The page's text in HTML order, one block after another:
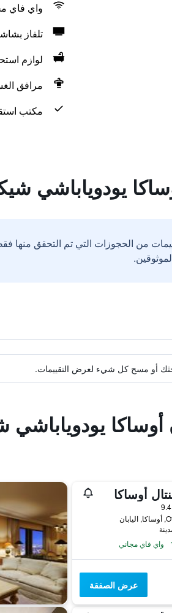
واي فاي
تلفاز
لوازم
مرافق
مكتب
يودوياباشي
من الحجوزات التي تم التحقق منها
بحثك أو مسح كل شيء لعرض التقييمات.
يودوياباشي
أوساكا
واي فاي مجاني
عرض الصفقة